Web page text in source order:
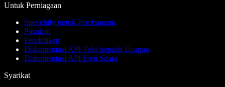
Untuk Perniagaan
Speechify untuk Pembangun
Pasukan
Pendidikan
Dokumentasi API Teks kepada Ucapan
Dokumentasi API Ejen Suara
Syarikat